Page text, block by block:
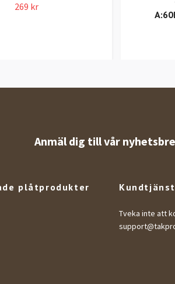
269 kr
Anmäl dig till vår
plåtprodukter Kundtjänst
Tveka inte att